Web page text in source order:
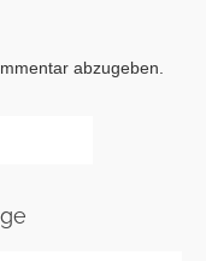
abzugeben.